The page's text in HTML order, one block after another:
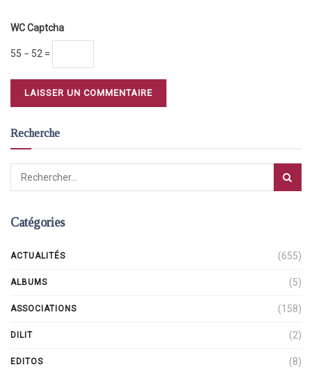
WC Captcha
55 − 52 =
Recherche
Catégories
ACTUALITÉS (655)
ALBUMS (5)
ASSOCIATIONS (158)
DILIT (2)
EDITOS (8)